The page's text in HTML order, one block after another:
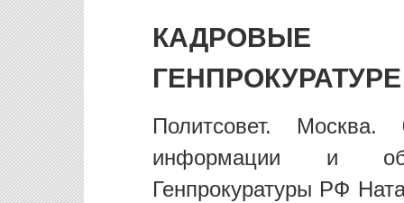
КАДРОВЫЕ
Политсовет. Москва.
информации и
Генпрокуратуры РФ